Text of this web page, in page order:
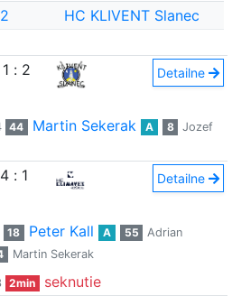
HC KLIVENT Slanec
1 : 2 Detailne
44 Martin Sekerak A 8
Jozef
4 : 1 Detailne
18 Peter Kall A 55
Adrian
Martin Sekerak
2min
seknutie